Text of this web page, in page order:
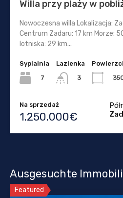
Willa przy plaży w
Nowoczesna willa Lokalizacja:
Centrum Zadaru: 17 km Morze:
lotniska: 29 km...
Sypialnia
7
Lazienka
3
Na sprzedaż
1.250.000€
Ausgesuchte
Featured